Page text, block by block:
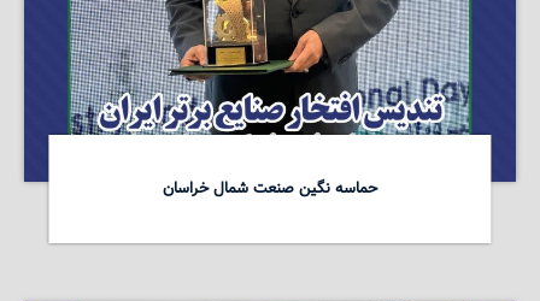
حماسه نگین صنعت شمال خراسان